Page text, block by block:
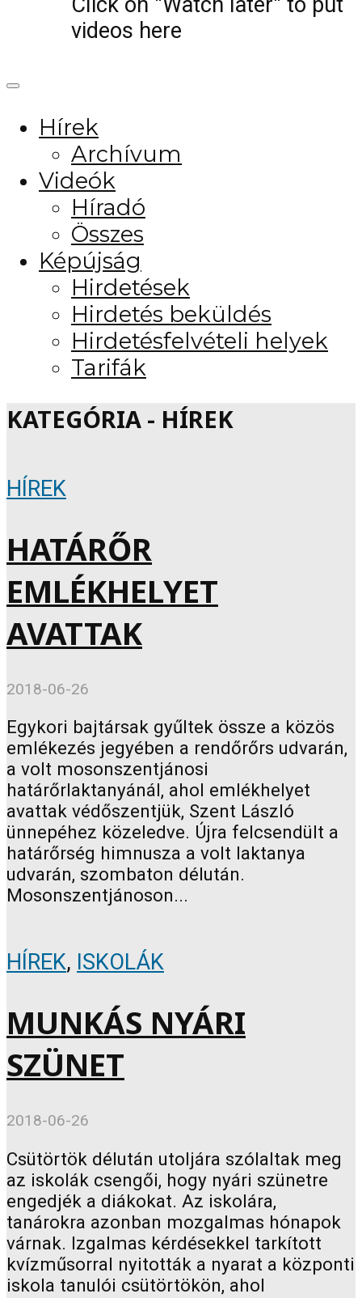
videos here
Hírek
Archívum
Videók
Híradó
Összes
Képújság
Hirdetések
Hirdetés beküldés
Hirdetésfelvételi helyek
Tarifák
KATEGÓRIA - HÍREK
HÍREK
HATÁRŐR
EMLÉKHELYET
AVATTAK
2018-06-26
Egykori bajtársak gyűltek össze a közös
emlékezés jegyében a rendőrőrs udvarán,
a volt mosonszentjánosi
határőrlaktanyánál, ahol emlékhelyet
avattak védőszentjük, Szent László
ünnepéhez közeledve. Újra felcsendült a
határőrség himnusza a volt laktanya
udvarán, szombaton délután.
Mosonszentjánoson...
HÍREK, ISKOLÁK
MUNKÁS NYÁRI
SZÜNET
2018-06-26
Csütörtök délután utoljára szólaltak meg
az iskolák csengői, hogy nyári szünetre
engedjék a diákokat. Az iskolára,
tanárokra azonban mozgalmas hónapok
várnak. Izgalmas kérdésekkel tarkított
kvízműsorral nyitották a nyarat a központi
iskola tanulói csütörtökön, ahol